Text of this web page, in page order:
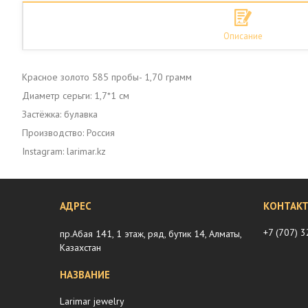
Описание
Красное золото 585 пробы- 1,70 грамм
Диаметр серьги: 1,7*1 см
Застёжка: булавка
Производство: Россия
Instagram: larimar.kz
пр.Абая 141, 1 этаж, ряд, бутик 14, Алматы,
Казахстан
Larimar jewelry
+7 (707)